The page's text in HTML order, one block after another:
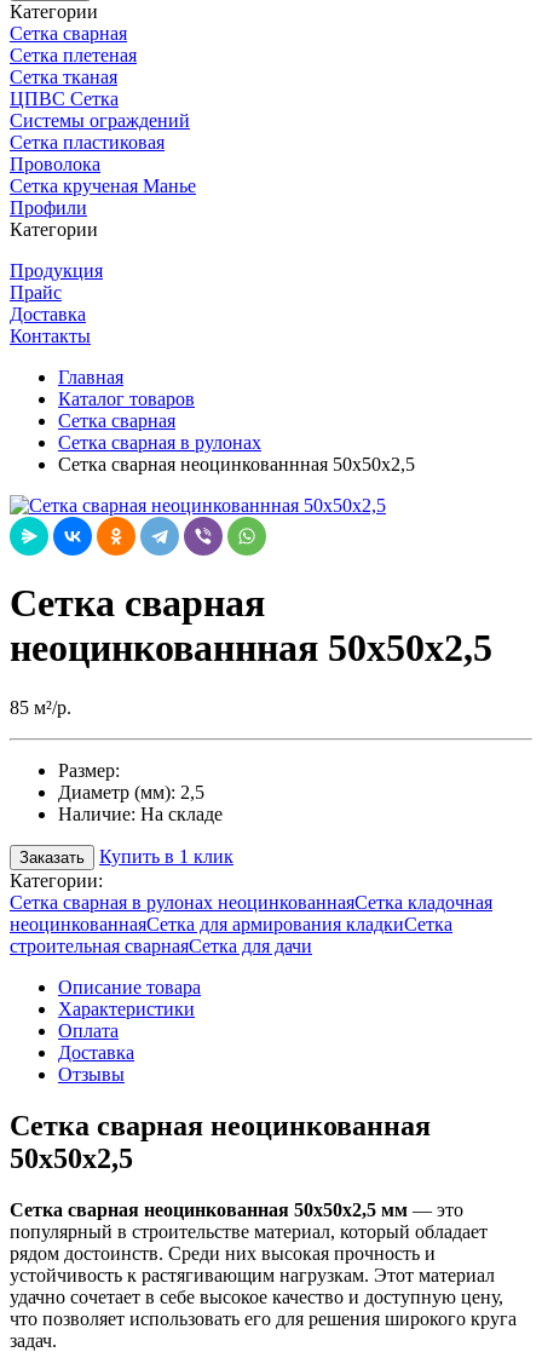
Категории
Сетка сварная
Сетка плетеная
Сетка тканая
ЦПВС Сетка
Системы ограждений
Сетка пластиковая
Проволока
Сетка крученая Манье
Профили
Категории
Продукция
Прайс
Доставка
Контакты
Главная
Каталог товаров
Сетка сварная
Сетка сварная в рулонах
Сетка сварная неоцинкованнная 50х50х2,5
Сетка сварная
неоцинкованнная 50х50х2,5
85 м²/р.
Размер:
Диаметр (мм): 2,5
Наличие: На складе
Заказать
Купить в 1 клик
Категории:
Сетка сварная в рулонах неоцинкованнаяСетка кладочная
неоцинкованнаяСетка для армирования кладкиСетка
строительная сварнаяСетка для дачи
Описание товара
Характеристики
Оплата
Доставка
Отзывы
Сетка сварная неоцинкованная
50х50х2,5
Сетка сварная неоцинкованная 50х50х2,5 мм — это
популярный в строительстве материал, который обладает
рядом достоинств. Среди них высокая прочность и
устойчивость к растягивающим нагрузкам. Этот материал
удачно сочетает в себе высокое качество и доступную цену,
что позволяет использовать его для решения широкого круга
задач.